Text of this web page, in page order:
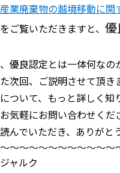
業廃棄物の越境移動に関
ご覧いただきますと、
優良認定とは一体何なの
次回、ご説明させて頂き
ついて、もっと詳しく知
気軽にお問い合わせくだ
んでいただき、ありがと
～～～～～～～～～～～
ャルク